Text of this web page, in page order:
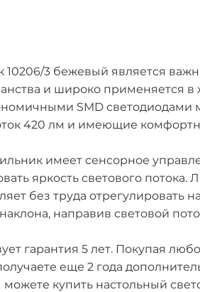
10206/3 бежевый является
и широко применяется
SMD светодиодами
420 лм и имеющие
имеет сенсорное
яркость светового потока.
без труда отрегулировать
направив световой
гарантия 5 лет. Покупая
еще 2 года
купить настольный